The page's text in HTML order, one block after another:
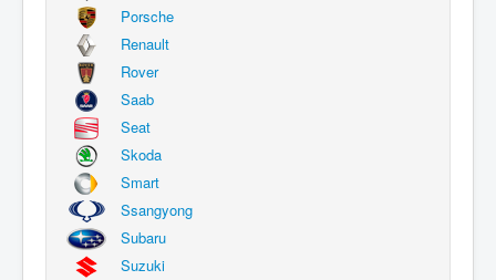
Porsche
Renault
Rover
Saab
Seat
Skoda
Smart
Ssangyong
Subaru
Suzuki